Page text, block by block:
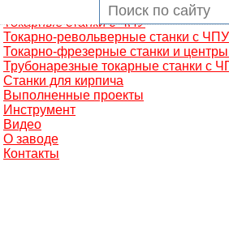
Токарные автоматы с ЧПУ
Токарные станки с ЧПУ
Токарно-револьверные станки с ЧПУ
Токарно-фрезерные станки и
Трубонарезные токарные станки с
Станки для кирпича
Выполненные проекты
Инструмент
Видео
О заводе
Контакты